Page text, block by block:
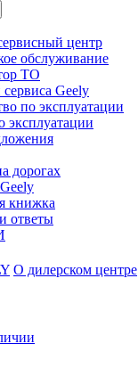
центр
обслуживание
ТО
Geely
по эксплуатации
эксплуатации
дорогах
книжка
ответы
О дилерском центре